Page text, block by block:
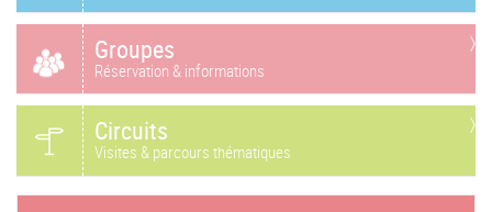
Groupes
Réservation & informations
Circuits
Visites & parcours thématiques